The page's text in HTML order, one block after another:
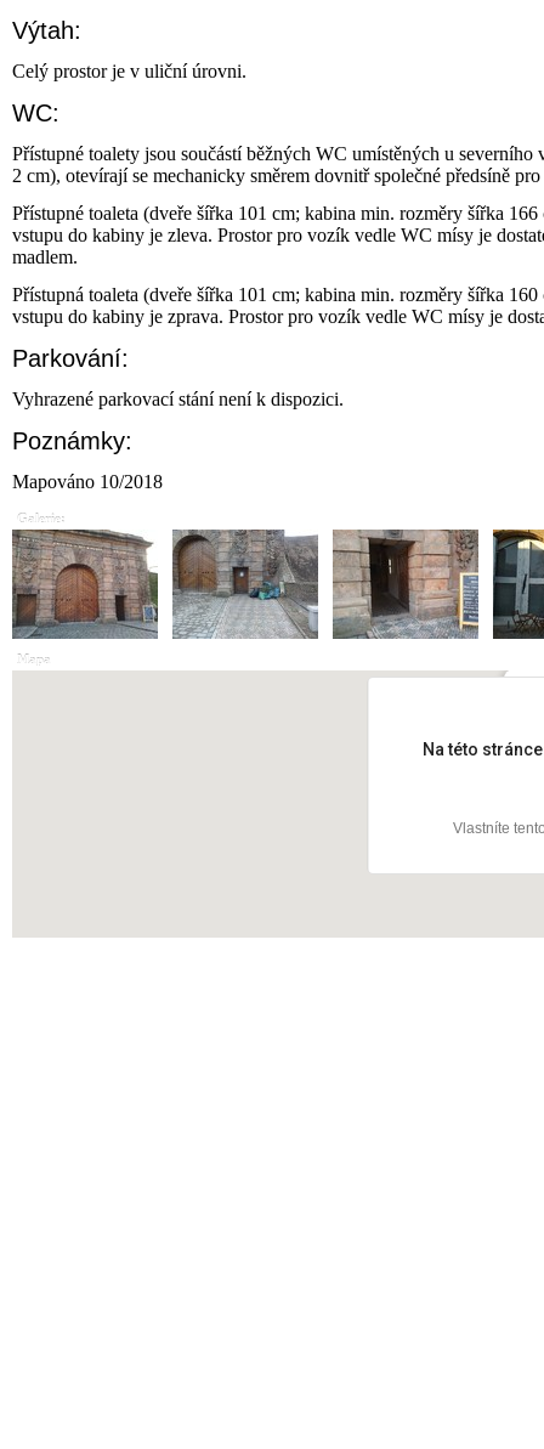
Výtah:
Celý prostor je v uliční úrovni.
WC:
Přístupné toalety jsou součástí běžných WC umístěných u
2 cm), otevírají se mechanicky směrem dovnitř společné předsíně
Přístupné toaleta (dveře šířka 101 cm; kabina min. rozměry šířka
vstupu do kabiny je zleva. Prostor pro vozík vedle WC mísy je
madlem.
Přístupná toaleta (dveře šířka 101 cm; kabina min. rozměry šířka
vstupu do kabiny je zprava. Prostor pro vozík vedle WC mísy je
Parkování:
Vyhrazené parkovací stání není k dispozici.
Poznámky:
Mapováno 10/2018
Galerie:
Mapa
Na této
Vlastníte